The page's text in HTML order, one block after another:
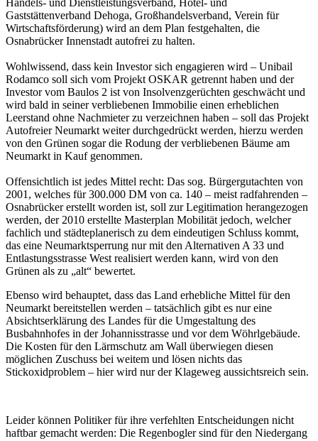
Gaststättenverband Dehoga, Großhandelsverband, Verein für
Wirtschaftsförderung) wird an dem Plan festgehalten, die
Osnabrücker Innenstadt autofrei zu halten.
Wohlwissend, dass kein Investor sich engagieren wird – Unibail
Rodamco soll sich vom Projekt OSKAR getrennt haben und der
Investor vom Baulos 2 ist von Insolvenzgerüchten geschwächt und
wird bald in seiner verbliebenen Immobilie einen erheblichen
Leerstand ohne Nachmieter zu verzeichnen haben – soll das Projekt
AutofreierNeumarkt weiter durchgedrückt werden, hierzu werden
von den Grünen sogar die Rodung der verbliebenen Bäume am
Neumarkt in Kauf genommen.
Offensichtlich ist jedes Mittel recht: Das sog. Bürgergutachten von
2001, welches für 300.000 DM von ca. 140 – meist radfahrenden –
Osnabrücker erstellt worden ist, soll zur Legitimation herangezogen
werden, der 2010 erstellte Masterplan Mobilität jedoch, welcher
fachlich und städteplanerisch zu dem eindeutigen Schluss kommt,
das eine Neumarktsperrung nur mit den Alternativen A 33 und
Entlastungsstrasse West realisiert werden kann, wird von den
Grünen als zu „alt“ bewertet.
Ebenso wird behauptet, dass das Land erhebliche Mittel für den
Neumarkt bereitstellen werden – tatsächlich gibt es nur eine
Absichtserklärung des Landes für die Umgestaltung des
Busbahnhofes in der Johannisstrasse und vor dem Wöhrlgebäude.
Die Kosten für den Lärmschutz am Wall überwiegen diesen
möglichen Zuschuss bei weitem und lösen nichts das
Stickoxidproblem – hier wird nur der Klageweg aussichtsreich sein.
Leider können Politiker für ihre verfehlten Entscheidungen nicht
haftbar gemacht werden: Die Regenbogler sind für den Niedergang